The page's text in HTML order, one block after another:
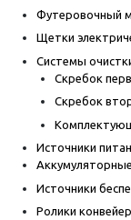
Футеровочный
Щетки
Системы
Скребок
Скребок
Источники
Источники
Ролики